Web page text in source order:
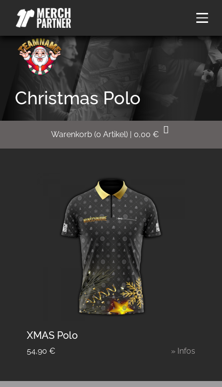
Christmas Polo
Warenkorb (0 Artikel) | 0,00 €
XMAS Polo
54,90 € » Infos